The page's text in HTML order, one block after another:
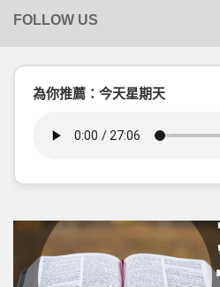
為你推薦：今天星期天